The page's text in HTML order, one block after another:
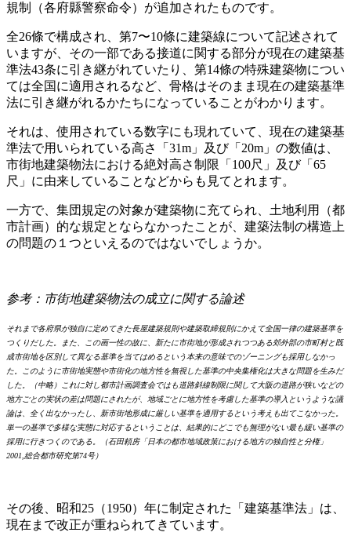
規制（各府縣警察命令）が追加されたものです。
全26條で構成され、第7〜10條に建築線について記述されて
いますが、その一部である接道に関する部分が現在の建築基
準法43条に引き継がれていたり、第14條の特殊建築物につい
ては全国に適用されるなど、骨格はそのまま現在の建築基準
法に引き継がれるかたちになっていることがわかります。
それは、使用されている数字にも現れていて、現在の建築基
準法で用いられている高さ「31m」及び「20m」の数値は、
市街地建築物法における絶対高さ制限「100尺」及び「65
尺」に由来していることなどからも見てとれます。
一方で、集団規定の対象が建築物に充てられ、土地利用（都
市計画）的な規定とならなかったことが、建築法制の構造上
の問題の１つといえるのではないでしょうか。
参考：市街地建築物法の成立に関する論述
それまで各府県が独自に定めてきた長屋建築規則や建築取締規則にかえて全国一律の建築基準を
つくりだした。また、この画一性の故に、新たに市街地が形成されつつある郊外部の市町村と既
成市街地を区別して異なる基準を当てはめるという本来の意味でのゾーニングも採用しなかっ
た。このように市街地実態や市街化の地方性を無視した基準の中央集権化は大きな問題を生みだ
した。（中略）これに対し都市計画調査会ではも道路斜線制限に関して大阪の道路が狭いなどの
地方ごとの実状の差は問題にされたが、地域ごとに地方性を考慮した基準の導入というような議
論は、全く出なかったし、新市街地形成に厳しい基準を適用するという考えも出てこなかった。
単一の基準で多様な実態に対応するということは、結果的にどこでも無理がない最も緩い基準の
採用に行きつくのである。（石田頼房「日本の都市地域政策における地方の独自性と分権」
2001,総合都市研究第74号）
その後、昭和25（1950）年に制定された「建築基準法」は、
現在まで改正が重ねられてきています。